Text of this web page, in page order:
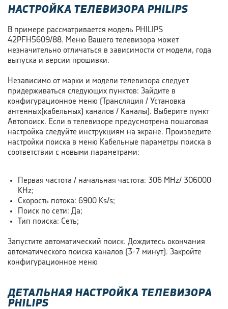
НАСТРОЙКА ТЕЛЕВИЗОРА PHILIPS
В примере рассматривается модель PHILIPS
42PFH5609/88. Меню Вашего телевизора может
незначительно отличаться в зависимости от модели, года
выпуска и версии прошивки.
Независимо от марки и модели телевизора следует
придерживаться следующих пунктов: Зайдите в
конфигурационное меню (Трансляция / Установка
антенных(кабельных) каналов / Каналы). Выберите пункт
Автопоиск. Если в телевизоре предусмотрена пошаговая
настройка следуйте инструкциям на экране. Произведите
настройки поиска в меню Кабельные параметры поиска в
соответствии с новыми параметрами:
Первая частота / начальная частота: 306 MHz/ 306000
KHz;
Скорость потока: 6900 Ks/s;
Поиск по сети: Да;
Тип поиска: Сеть;
Запустите автоматический поиск. Дождитесь окончания
автоматического поиска каналов (3-7 минут). Закройте
конфигурационное меню
ДЕТАЛЬНАЯ НАСТРОЙКА ТЕЛЕВИЗОРА
PHILIPS